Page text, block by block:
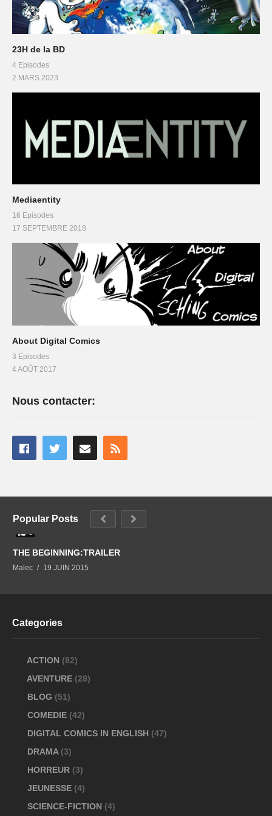
23H de la BD
4 Episodes
2 MARS 2023
Mediaentity
16 Episodes
17 SEPTEMBRE 2018
About Digital Comics
3 Episodes
4 AOÛT 2017
Nous contacter:
Popular Posts
THE BEGINNING:TRAILER
Malec 19 JUIN 2015
Categories
ACTION (82)
AVENTURE (28)
BLOG (51)
COMEDIE (42)
DIGITAL COMICS IN ENGLISH (47)
DRAMA (3)
HORREUR (3)
JEUNESSE (4)
SCIENCE-FICTION (4)